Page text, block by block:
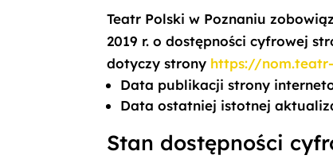
Teatr Polski w Poznaniu
2019 r. o dostępności cyfrowej
dotyczy strony https://
Data publikacji strony
Data ostatniej istotnej
Stan dostępności